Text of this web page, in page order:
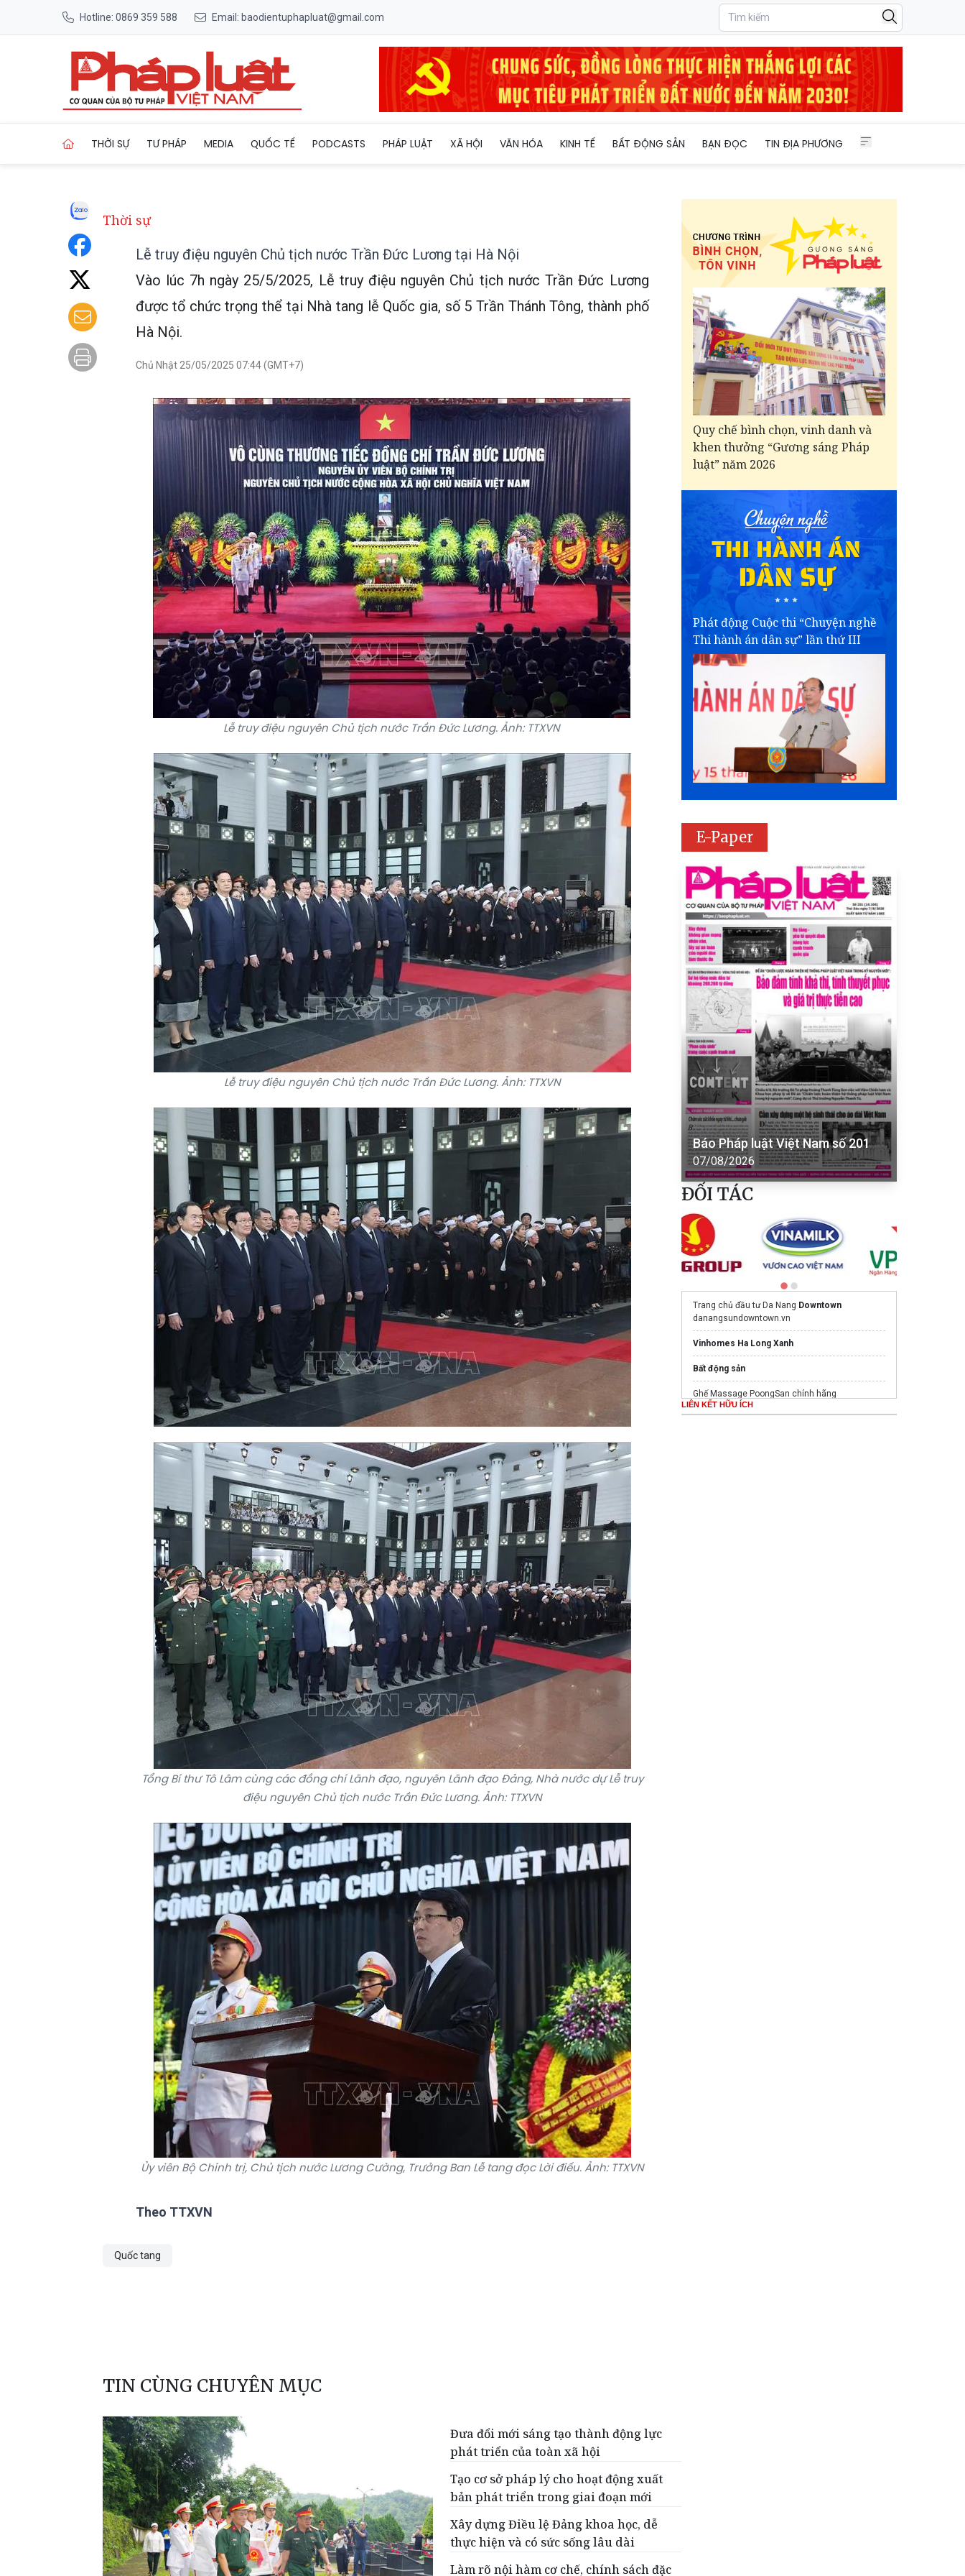
Hotline: 0869 359 588 Email: baodientuphapluat@gmail.com
THỜI SỰ TƯ PHÁP MEDIA QUỐC TẾ PODCASTS PHÁP LUẬT XÃ HỘI VĂN HÓA KINH TẾ BẤT ĐỘNG SẢN BẠN ĐỌC TIN ĐỊA PHƯƠNG
Thời sự
Lễ truy điệu nguyên Chủ tịch nước Trần Đức Lương tại Hà Nội
Vào lúc 7h ngày 25/5/2025, Lễ truy điệu nguyên Chủ tịch nước Trần Đức Lương
được tổ chức trọng thể tại Nhà tang lễ Quốc gia, số 5 Trần Thánh Tông, thành phố
Hà Nội.
Chủ Nhật 25/05/2025 07:44 (GMT+7)
Lễ truy điệu nguyên Chủ tịch nước Trần Đức Lương. Ảnh: TTXVN
Lễ truy điệu nguyên Chủ tịch nước Trần Đức Lương. Ảnh: TTXVN
Tổng Bí thư Tô Lâm cùng các đồng chí Lãnh đạo, nguyên Lãnh đạo Đảng, Nhà nước dự Lễ truy
điệu nguyên Chủ tịch nước Trần Đức Lương. Ảnh: TTXVN
Ủy viên Bộ Chính trị, Chủ tịch nước Lương Cường, Trưởng Ban Lễ tang đọc Lời điếu. Ảnh: TTXVN
Theo TTXVN
Quốc tang
TIN CÙNG CHUYÊN MỤC
Đưa đổi mới sáng tạo thành động lực
phát triển của toàn xã hội
Tạo cơ sở pháp lý cho hoạt động xuất
bản phát triển trong giai đoạn mới
Xây dựng Điều lệ Đảng khoa học, dễ
thực hiện và có sức sống lâu dài
Làm rõ nội hàm cơ chế, chính sách đặc
Quy chế bình chọn, vinh danh và
khen thưởng “Gương sáng Pháp
luật” năm 2026
Phát động Cuộc thi “Chuyện nghề
Thi hành án dân sự” lần thứ III
E-Paper
Báo Pháp luật Việt Nam số 201
07/08/2026
ĐỐI TÁC
Trang chủ đầu tư Da Nang Downtown
danangsundowntown.vn
Vinhomes Ha Long Xanh
Bất động sản
Ghế Massage PoongSan chính hãng
poongsankorea.vn
LIÊN KẾT HỮU ÍCH